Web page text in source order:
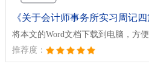
《关于会计师事务所实习周记四
将本文的Word文档下载到电脑，方
推荐度：